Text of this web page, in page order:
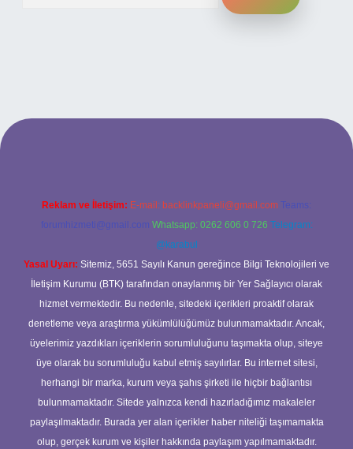
Reklam ve İletişim: E-mail: backlinkpaneli@gmail.com Teams:
forumhizmeti@gmail.com Whatsapp: 0262 606 0 726 Telegram:
@karabul
Yasal Uyarı: Sitemiz, 5651 Sayılı Kanun gereğince Bilgi Teknolojileri ve
İletişim Kurumu (BTK) tarafından onaylanmış bir Yer Sağlayıcı olarak
hizmet vermektedir. Bu nedenle, sitedeki içerikleri proaktif olarak
denetleme veya araştırma yükümlülüğümüz bulunmamaktadır. Ancak,
üyelerimiz yazdıkları içeriklerin sorumluluğunu taşımakta olup, siteye
üye olarak bu sorumluluğu kabul etmiş sayılırlar. Bu internet sitesi,
herhangi bir marka, kurum veya şahıs şirketi ile hiçbir bağlantısı
bulunmamaktadır. Sitede yalnızca kendi hazırladığımız makaleler
paylaşılmaktadır. Burada yer alan içerikler haber niteliği taşımamakta
olup, gerçek kurum ve kişiler hakkında paylaşım yapılmamaktadır.